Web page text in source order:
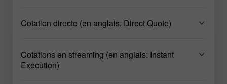
Cotation directe (en anglais: Direct Quote)
Cotations en streaming (en anglais: Instant
Execution)